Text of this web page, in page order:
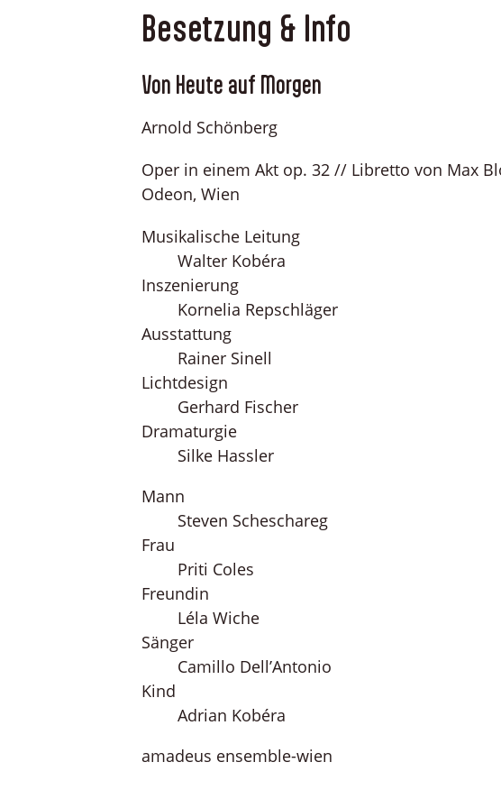
Besetzung & Info
Von Heute auf Morgen
Arnold Schönberg
Oper in einem Akt op. 32 // Libretto von Max
Odeon, Wien
Musikalische Leitung
Walter Kobéra
Inszenierung
Kornelia Repschläger
Ausstattung
Rainer Sinell
Lichtdesign
Gerhard Fischer
Dramaturgie
Silke Hassler
Mann
Steven Scheschareg
Frau
Priti Coles
Freundin
Léla Wiche
Sänger
Camillo Dell’Antonio
Kind
Adrian Kobéra
amadeus ensemble-wien